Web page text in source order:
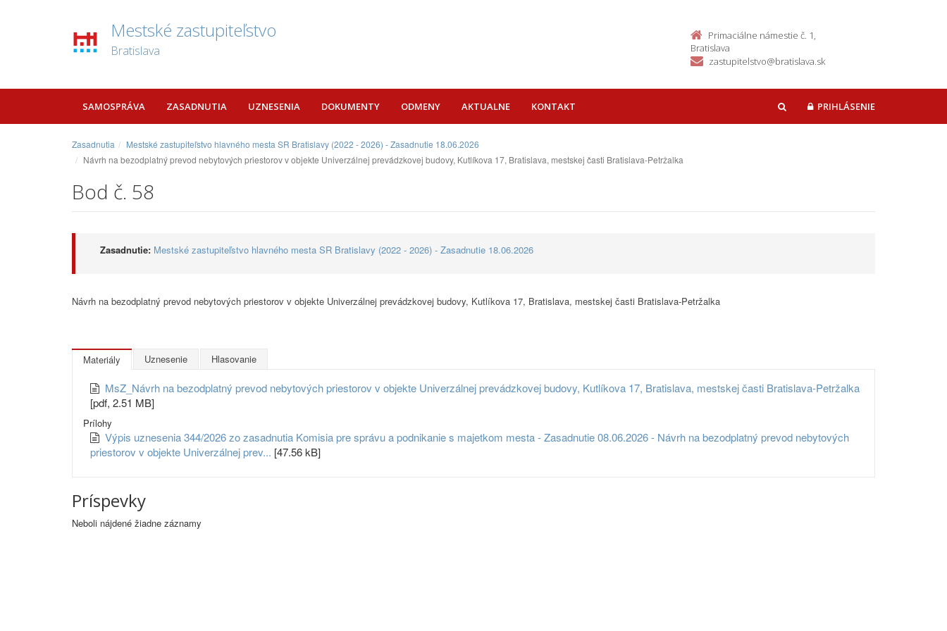
Mestské zastupiteľstvo
Bratislava
Primaciálne námestie č. 1,
Bratislava
zastupitelstvo@bratislava.sk
SAMOSPRÁVA ZASADNUTIA UZNESENIA DOKUMENTY ODMENY AKTUALNE KONTAKT HĽADAŤPRIHLÁSENIE
Zasadnutia
Mestské zastupiteľstvo hlavného mesta SR Bratislavy (2022 - 2026) - Zasadnutie 18.06.2026
Návrh na bezodplatný prevod nebytových priestorov v objekte Univerzálnej prevádzkovej budovy, Kutlíkova 17, Bratislava, mestskej časti Bratislava-Petržalka
Bod č. 58
Zasadnutie: Mestské zastupiteľstvo hlavného mesta SR Bratislavy (2022 - 2026) - Zasadnutie 18.06.2026
Návrh na bezodplatný prevod nebytových priestorov v objekte Univerzálnej prevádzkovej budovy, Kutlíkova 17, Bratislava, mestskej časti Bratislava-Petržalka
Materiály Uznesenie Hlasovanie
MsZ_Návrh na bezodplatný prevod nebytových priestorov v objekte Univerzálnej prevádzkovej budovy, Kutlíkova 17, Bratislava, mestskej časti Bratislava-Petržalka
[pdf, 2.51 MB]
Prílohy
Výpis uznesenia 344/2026 zo zasadnutia Komisia pre správu a podnikanie s majetkom mesta - Zasadnutie 08.06.2026 - Návrh na bezodplatný prevod nebytových
priestorov v objekte Univerzálnej prev... [47.56 kB]
Príspevky
Neboli nájdené žiadne záznamy